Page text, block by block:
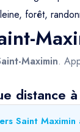
forêt,
Maximin.
distance à
Saint